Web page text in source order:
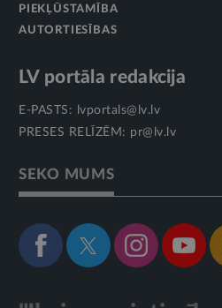
PIEKĻŪSTAMĪBA
AUTORTIESĪBAS
LV portāla redakcija
E-PASTS:
lvportals@lv.lv
PRESES RELĪZĒM: pr@lv.lv
SEKO MUMS